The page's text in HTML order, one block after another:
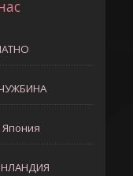
Япония